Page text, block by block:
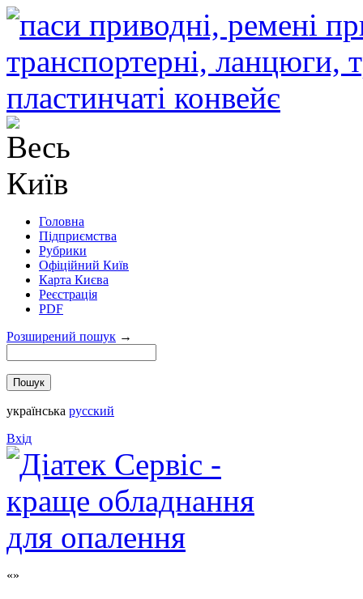
Головна
Підприємства
Рубрики
Офіційний Київ
Карта Києва
Реєстрація
PDF
Розширений пошук →
українська русский
Вхід